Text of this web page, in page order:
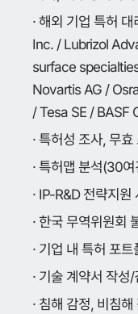
· 해외 기업 특허
Inc. / Lubrizol
surface
Novartis AG /
/ Tesa SE / BASF
· 특허성 조사, 무
· 특허맵 분석(30
· IP-R&D 전략지원
· 한국 무역위원회
· 기업 내 특허 포
· 기술 계약서 작성/
· 침해 감정, 비침